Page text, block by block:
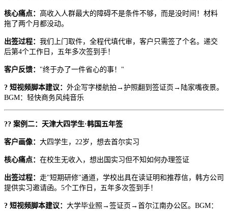
核心痛点： 高收入人群最大的障碍不是条件不够，而是没时间！材料
拖了两个月都没动。
出签过程： 我们上门取件，全程代填代审，客户只需签了个名。递交
后第4个工作日，五年多次签到手！
客户反馈： "终于办了一件省心的事！"
? 短视频脚本建议： 外企写字楼航拍→护照翻到签证页→陆家嘴夜景。
BGM：轻快商务风纯音乐
?? 案例二：天津大四学生·韩国五年签
客户画像： 大四学生，22岁，想去首尔实习
核心痛点： 在校生无收入，想出国实习但不知如何办理签证
出签过程： 走"短期研修"通道，学校出具在读证明和推荐信，韩方公司
提供实习邀请函。5个工作日，五年多次签到手！
? 短视频脚本建议： 大学毕业照→签证页→首尔江南办公区。BGM：